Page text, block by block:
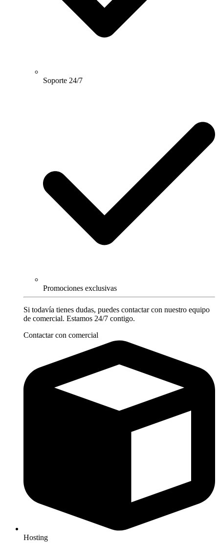
Soporte 24/7
Promociones exclusivas
Si todavía tienes dudas, puedes contactar con nuestro equipo
de comercial. Estamos 24/7 contigo.
Contactar con comercial
Hosting